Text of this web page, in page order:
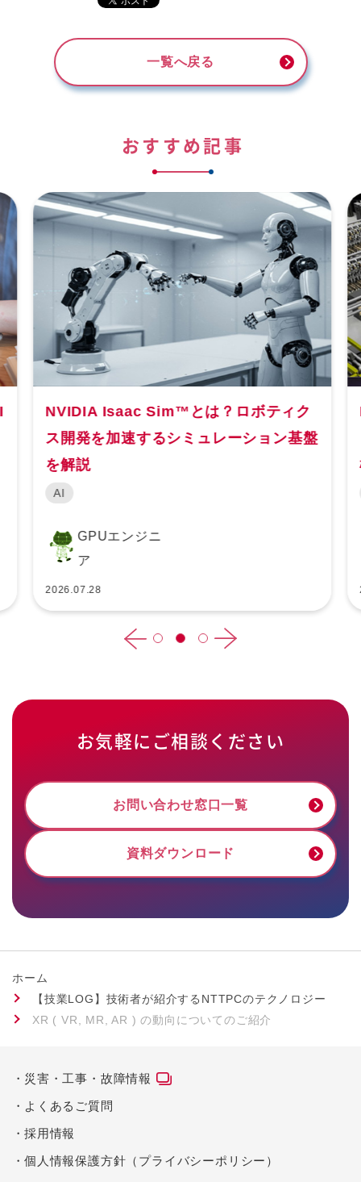
一覧へ戻る
おすすめ記事
NVIDIA Isaac Sim™とは？ロボティク
ス開発を加速するシミュレーション基盤
を解説
AI
GPUエンジニ
ア
2026.07.28
お気軽にご相談ください
お問い合わせ窓口一覧
資料ダウンロード
ホーム
【技業LOG】技術者が紹介するNTTPCのテクノロジー
XR ( VR, MR, AR ) の動向についてのご紹介
災害・工事・故障情報
よくあるご質問
採用情報
個人情報保護方針（プライバシーポリシー）